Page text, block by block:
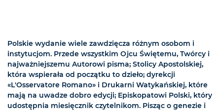
Polskie wydanie wiele zawdzięcza różnym osobom i
instytucjom. Przede wszystkim Ojcu Świętemu, Twórcy i
najważniejszemu Autorowi pisma; Stolicy Apostolskiej,
która wspierała od początku to dzieło; dyrekcji
«L'Osservatore Romano» i Drukarni Watykańskiej, które
mają na uwadze dobro edycji; Episkopatowi Polski, który
udostępnia miesięcznik czytelnikom. Pisząc o genezie i